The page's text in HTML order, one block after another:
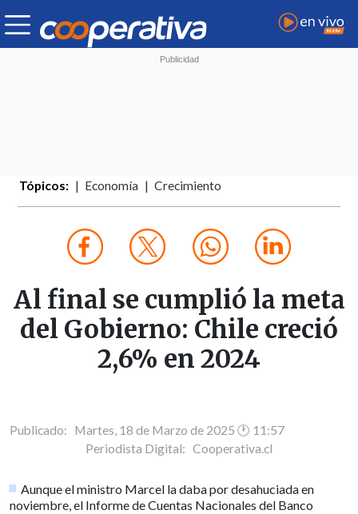
Tópicos: Economía Crecimiento
Al final se cumplió la meta
del Gobierno: Chile creció
2,6% en 2024
Publicado: Martes, 18 de Marzo de 2025 🕐 11:57
Periodista Digital: Cooperativa.cl
Aunque el ministro Marcel la daba por desahuciada en
noviembre, el Informe de Cuentas Nacionales del Banco